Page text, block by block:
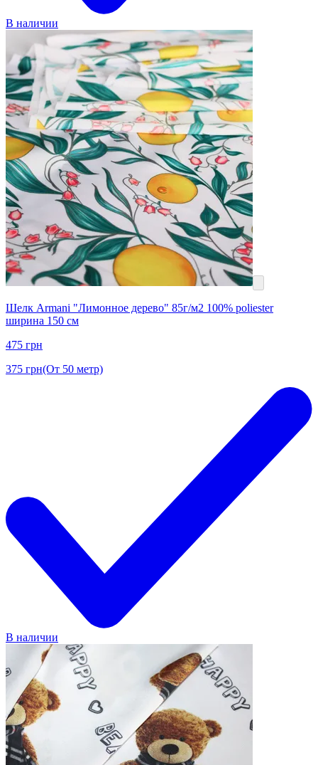
В наличии
Шелк Armani "Лимонное дерево" 85г/м2 100% poliester
ширина 150 см
475 грн
375 грн(От 50 метр)
В наличии